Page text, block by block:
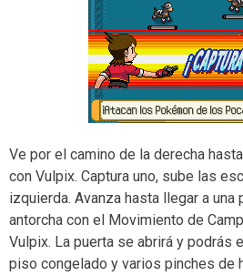
Ve por el camino de la derecha
con Vulpix. Captura uno, sube las
izquierda. Avanza hasta llegar a una
antorcha con el Movimiento de
Vulpix. La puerta se abrirá y podrás
piso congelado y varios pinches de